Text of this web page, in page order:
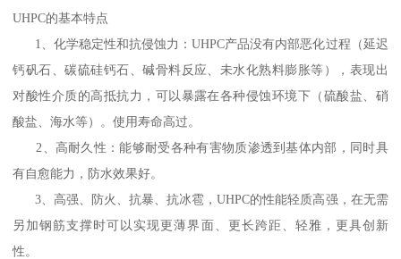
UHPC的基本特点
1、化学稳定性和抗侵蚀力：UHPC产品没有内部恶化过程（延迟
钙矾石、碳硫硅钙石、碱骨料反应、未水化熟料膨胀等），表现出
对酸性介质的高抵抗力，可以暴露在各种侵蚀环境下（硫酸盐、硝
酸盐、海水等）。使用寿命高过。
2、高耐久性：能够耐受各种有害物质渗透到基体内部，同时具
有自愈能力，防水效果好。
3、高强、防火、抗暴、抗冰雹，UHPC的性能轻质高强，在无需
另加钢筋支撑时可以实现更薄界面、更长跨距、轻雅，更具创新
性。